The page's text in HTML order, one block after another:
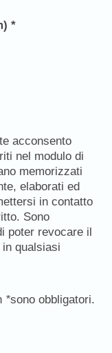
Captcha (codice protezione spam) *
acconsento
nel modulo di
memorizzati
elaborati ed
in contatto
Sono
poter revocare il
qualsiasi
*sono obbligatori.